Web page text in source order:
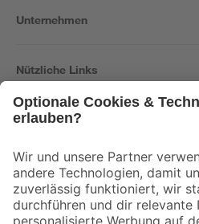
Unternehmen
Nützliche Links
Der toom Newsletter: Keine Angebote und
Zur Newsletter Anmeldung